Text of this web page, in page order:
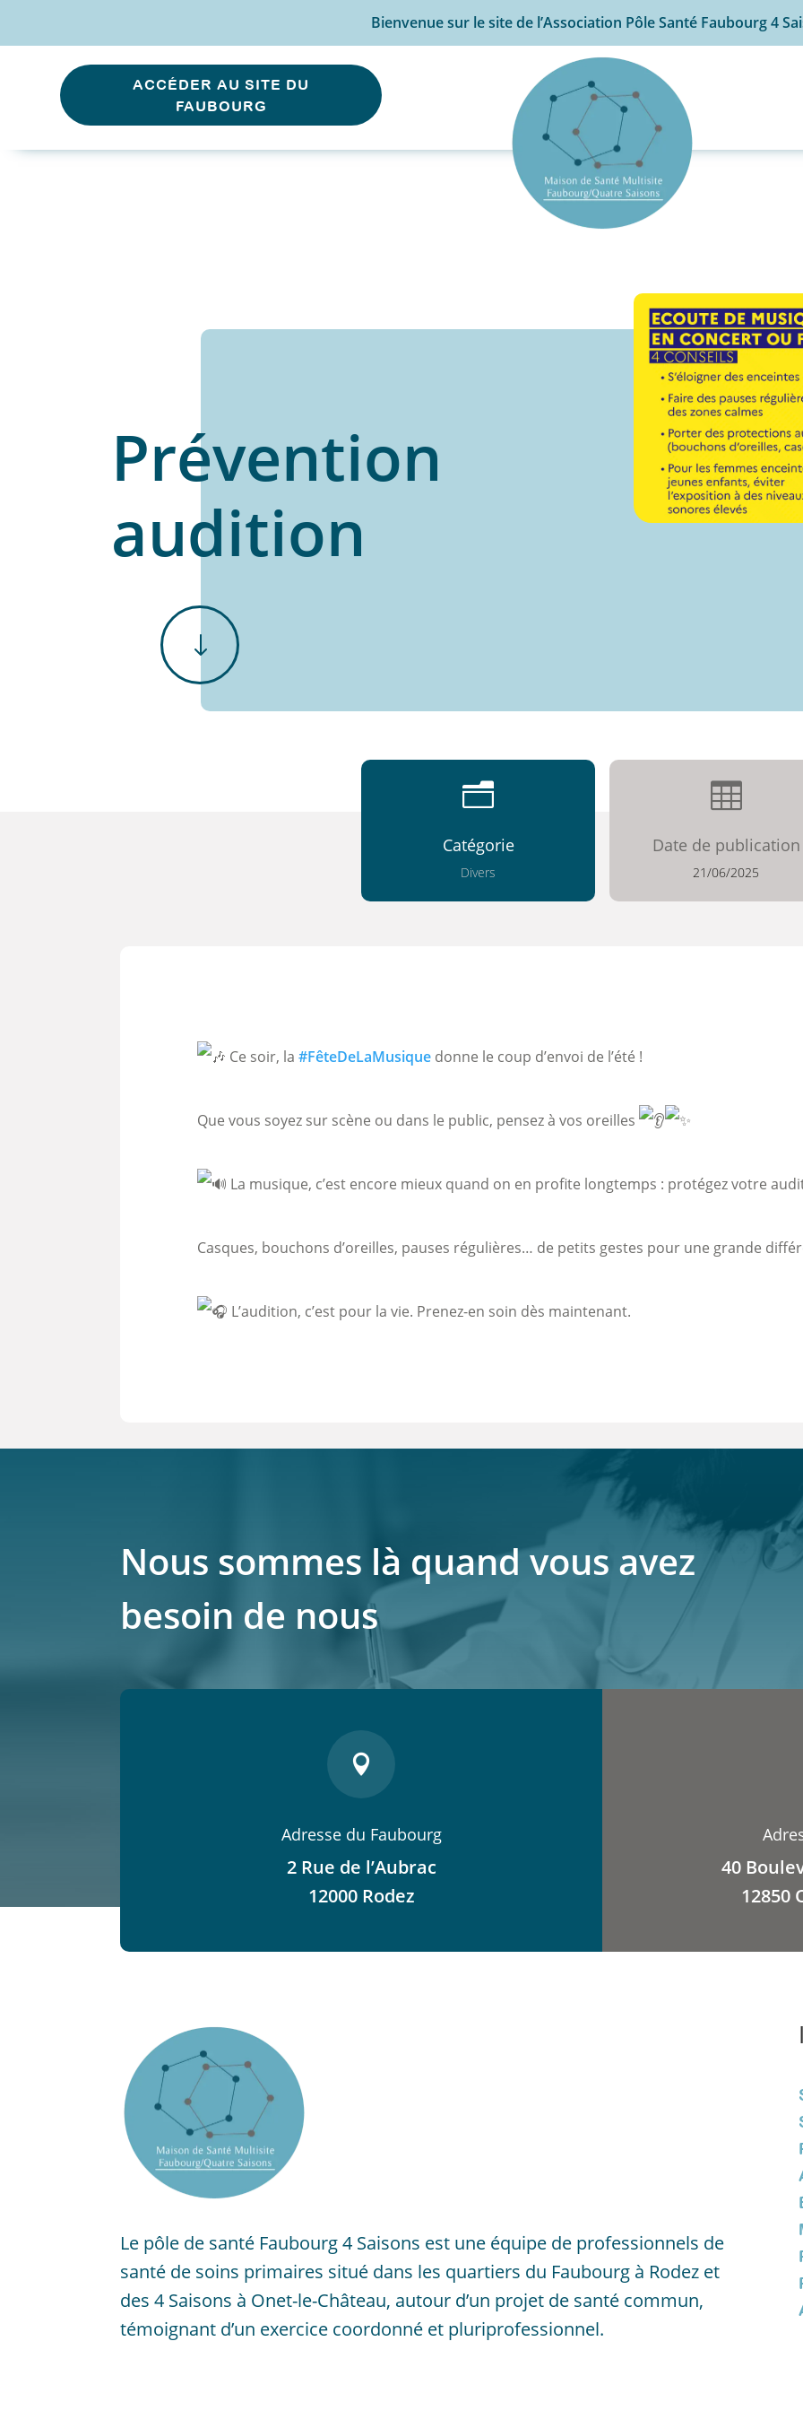
Bienvenue sur le site de l’Association Pôle Santé Faubourg 4
ACCÉDER AU SITE DU
FAUBOURG
Prévention
audition
"
n
Catégorie
Divers

Date de publication
21/06/2025
Ce soir, la#FêteDeLaMusique donne le coup d’envoi de l’été !
Que vous soyez sur scène ou dans le public, pensez à vos oreilles
La musique, c’est encore mieux quand on en profite longtemps : protégez votre
Casques, bouchons d’oreilles, pauses régulières… de petits gestes pour une grande
L’audition, c’est pour la vie. Prenez-en soin dès maintenant.
Nous sommes là quand vous avez
besoin de nous

Adresse du Faubourg
2 Rue de l’Aubrac
12000 Rodez
40
12850
Le pôle de santé Faubourg 4 Saisons est une équipe de professionnels de
santé de soins primaires situé dans les quartiers du Faubourg à Rodez et
des 4 Saisons à Onet-le-Château, autour d’un projet de santé commun,
témoignant d’un exercice coordonné et pluriprofessionnel.